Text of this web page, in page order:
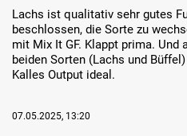
Lachs ist qualitativ sehr gutes
beschlossen, die Sorte zu
mit Mix It GF. Klappt prima. Und
beiden Sorten (Lachs und
Kalles Output ideal.
07.05.2025, 13:20